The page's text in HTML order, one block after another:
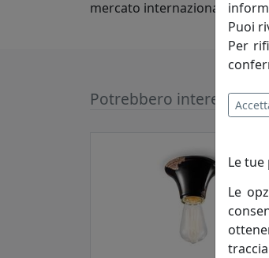
mercato internazionale.
Potrebbero interessarti
Puoi
Per
Le
Le